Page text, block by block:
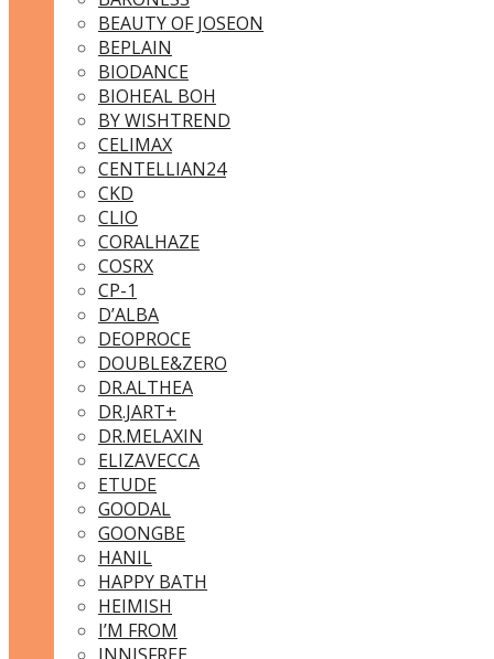
BEAUTY OF JOSEON
BEPLAIN
BIODANCE
BIOHEAL BOH
BY WISHTREND
CELIMAX
CENTELLIAN24
CKD
CLIO
CORALHAZE
COSRX
CP-1
D’ALBA
DEOPROCE
DOUBLE&ZERO
DR.ALTHEA
DR.JART+
DR.MELAXIN
ELIZAVECCA
ETUDE
GOODAL
GOONGBE
HANIL
HAPPY BATH
HEIMISH
I’M FROM